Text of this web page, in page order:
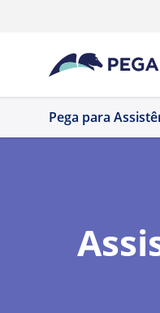
Pular para o conteúdo
Pega para